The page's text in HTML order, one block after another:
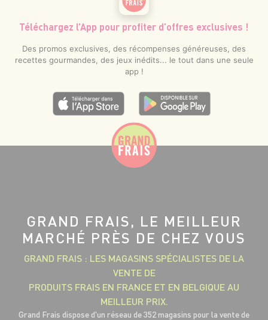
Téléchargez l’App pour profiter d’offres exclusives !
Des promos exclusives, des récompenses généreuses, des
recettes gourmandes, des jeux inédits... le tout dans une seule
app !
GRAND FRAIS, LE MEILLEUR
MARCHÉ PRÈS DE CHEZ VOUS
GRAND FRAIS : LES MAGASINS SPÉCIALISTES DE LA
VENTE DE
PRODUITS FRAIS EN FRANCE ET EN BELGIQUE AU
MEILLEUR PRIX.
Grand Frais dispose d'un réseau de 352 magasins pour la vente de